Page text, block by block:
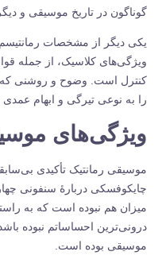
گوناگون در تاریخ موسیقی و
یکی دیگر از مشخصات
ویژگی‌های کلاسیک، از جمله
کنترل است. وضوح و روشنی که
را به نوعی تیرگی و ابهام عمدی
ویژگی‌های
موسیقی رمانتیک تأکیدی
چایکوفسکی دربارهٔ سنفونی
میزان هم نبوده است که به
درونی‌ترین احساساتم نبوده
موسیقی بوده است.